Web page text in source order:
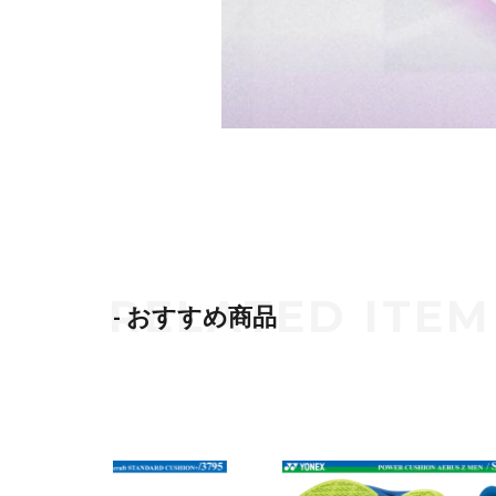
- おすすめ商品